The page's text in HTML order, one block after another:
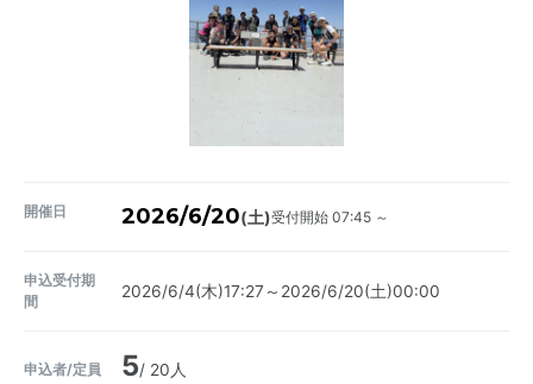
開催日 2026/6/20(土)受付開始 07:45 ～
申込受付期
間
2026/6/4(木)17:27～2026/6/20(土)00:00
申込者/定員 5/ 20人